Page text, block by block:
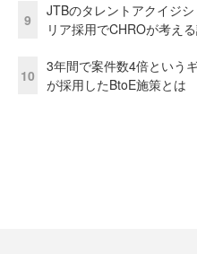
9
JTBのタレントアクイジ
リア採用でCHROが考え
10
3年間で案件数4倍という
が採用したBtoE施策とは